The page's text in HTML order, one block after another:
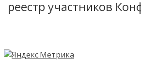
реестр участников